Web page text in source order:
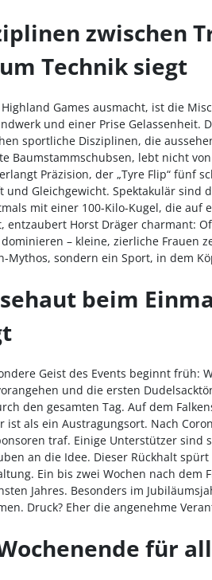
zwischen
Technik siegt
Highland Games ausmacht, ist die
und einer Prise Gelassenheit.
sportliche Disziplinen, die
Baumstammschubsen, lebt nicht
Präzision, der „Tyre Flip“ fünf
und Gleichgewicht. Spektakulär sind
mit einer 100-Kilo-Kugel, die auf
entzaubert Horst Dräger charmant:
– kleine, zierliche Frauen
Mythos, sondern ein Sport, in dem
beim
Geist des Events beginnt früh:
und die ersten
den gesamten Tag. Auf dem
ist als ein Austragungsort. Nach
traf. Einige Unterstützer sind
an die Idee. Dieser Rückhalt
Ein bis zwei Wochen nach
Jahres. Besonders im
Druck? Eher die angenehme
für